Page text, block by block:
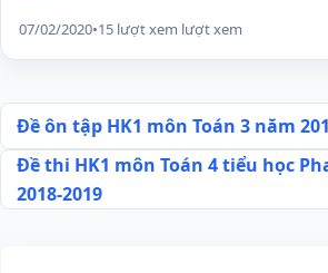
07/02/2020•15 lượt xem lượt xem
Điều
hướng
bài
Đề ôn tập HK1 môn Toán 3 năm
Đề thi HK1 môn Toán 4 tiểu học
2018-2019